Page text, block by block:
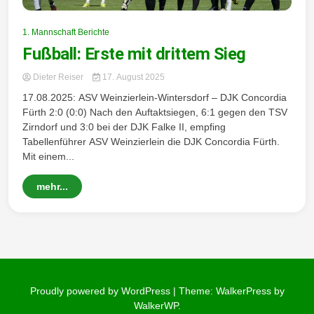
Wintersd
orf 1950
e. V.
1. Mannschaft Berichte
Fußball: Erste mit drittem Sieg
Dieter Reiser 17. August 2025
17.08.2025: ASV Weinzierlein-Wintersdorf – DJK Concordia
Fürth 2:0 (0:0) Nach den Auftaktsiegen, 6:1 gegen den TSV
Zirndorf und 3:0 bei der DJK Falke II, empfing
Tabellenführer ASV Weinzierlein die DJK Concordia Fürth.
Mit einem...
mehr...
Proudly powered by WordPress | Theme: WalkerPress by
WalkerWP.